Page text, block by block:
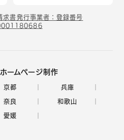
求書発行事業者：登録番号
ームページ制作
京都 兵庫
奈良 和歌山
愛媛